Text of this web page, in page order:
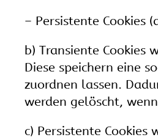
– Persistente Cookies
b) Transiente Cookies
Diese speichern eine
zuordnen lassen.
werden gelöscht,
c) Persistente